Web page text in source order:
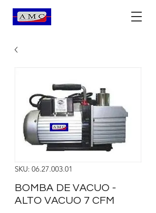
SKU: 06.27.003.01
BOMBA DE VACUO -
ALTO VACUO 7 CFM